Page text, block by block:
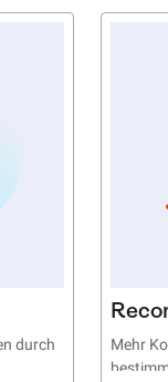
durch
Mehr